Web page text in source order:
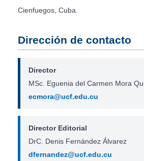
Cienfuegos, Cuba.
Dirección de contacto
Director
MSc. Eguenia del Carmen Mora
ecmora@ucf.edu.cu
Director Editorial
DrC. Denis Fernández Álvarez
dfernandez@ucf.edu.cu